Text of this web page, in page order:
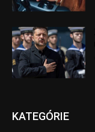
KATEGÓRIE